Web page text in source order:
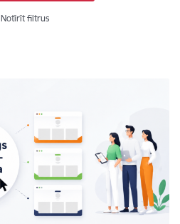
Notīrīt filtrus